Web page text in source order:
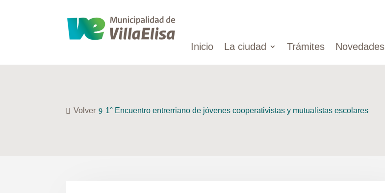
Inicio La ciudad Trámites Novedades
Volver 1° Encuentro entrerriano de jóvenes cooperativistas y mutualistas escolares